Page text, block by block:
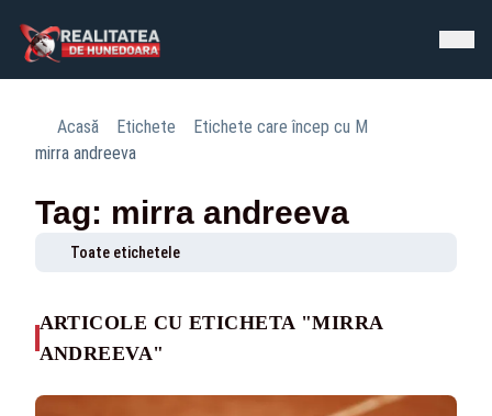
Acasă Etichete
Etichete care încep cu M
mirra andreeva
Tag: mirra andreeva
Toate etichetele
ARTICOLE CU ETICHETA "MIRRA
ANDREEVA"